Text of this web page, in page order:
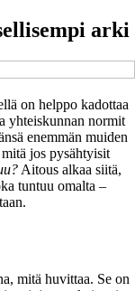
arki
on helppo kadottaa
yhteiskunnan normit
enemmän muiden
jos pysähtyisit
Aitous alkaa siitä,
tuntuu omalta –
mitä huvittaa. Se on